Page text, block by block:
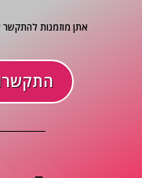
אתן מוזמנות
התקשרו : 052-